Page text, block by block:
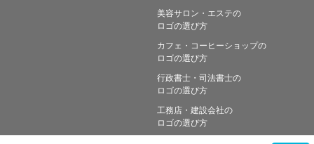
美容サロン・エステの
ロゴの選び方
カフェ・コーヒーショップの
ロゴの選び方
行政書士・司法書士の
ロゴの選び方
工務店・建設会社の
ロゴの選び方